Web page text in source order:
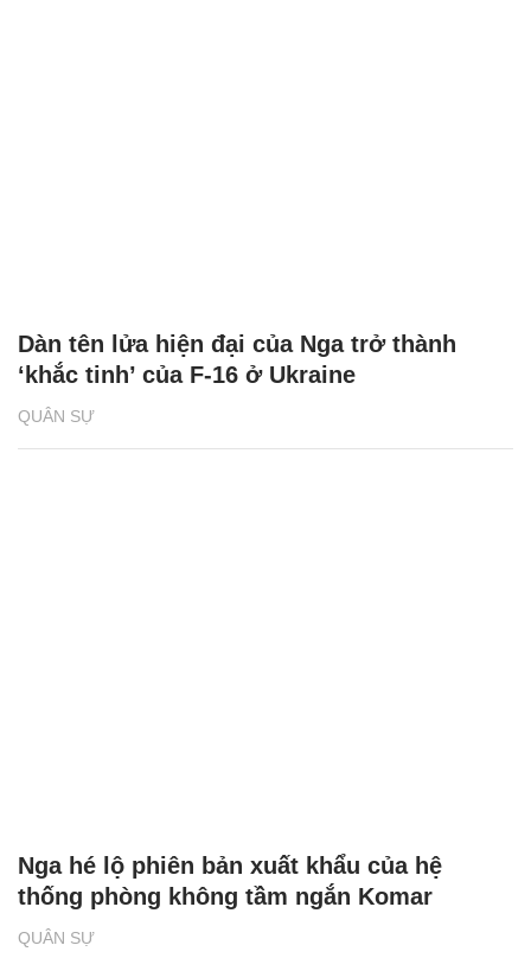
QUÂN SỰ
Dàn tên lửa hiện đại của Nga trở thành
‘khắc tinh’ của F-16 ở Ukraine
QUÂN SỰ
Nga hé lộ phiên bản xuất khẩu của hệ
thống phòng không tầm ngắn Komar